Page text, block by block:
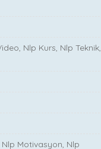
Nlp Kurs, Nlp Teknik,
Nlp Motivasyon, Nlp